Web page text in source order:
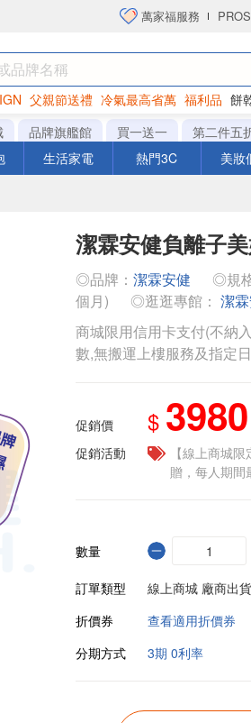
萬家福服務
父親節送禮 冷氣最高省萬 福利品 餅
洋芋片
品牌旗艦館 買一送一 第二件五
生活家電 熱門3C 美妝
潔霖安健負離子
◎品牌： 潔霖安健
◎規
個月)
◎逛逛專館： 潔
商城限用信用卡支付(不納
數,無搬運上樓服務及指定
促銷價 $ 3980
促銷活動
【線上商城
贈，每人期間
數量
訂單類型
線上商城 廠商出貨
折價券
查看適用折價券
分期方式
3期 0利率